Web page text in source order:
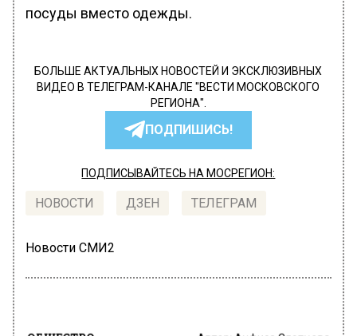
посуды вместо одежды.
БОЛЬШЕ АКТУАЛЬНЫХ НОВОСТЕЙ И ЭКСКЛЮЗИВНЫХ
ВИДЕО В ТЕЛЕГРАМ-КАНАЛЕ "ВЕСТИ МОСКОВСКОГО
РЕГИОНА".
ПОДПИШИСЬ!
ПОДПИСЫВАЙТЕСЬ НА МОСРЕГИОН:
НОВОСТИ ДЗЕН ТЕЛЕГРАМ
Новости СМИ2
ОБЩЕСТВО Автор: Анфиса Слепцова